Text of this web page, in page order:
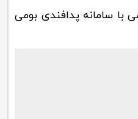
با سامانه پدافندی بومی